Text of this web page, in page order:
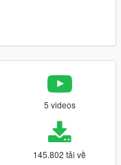
5 videos
145.802 tải về